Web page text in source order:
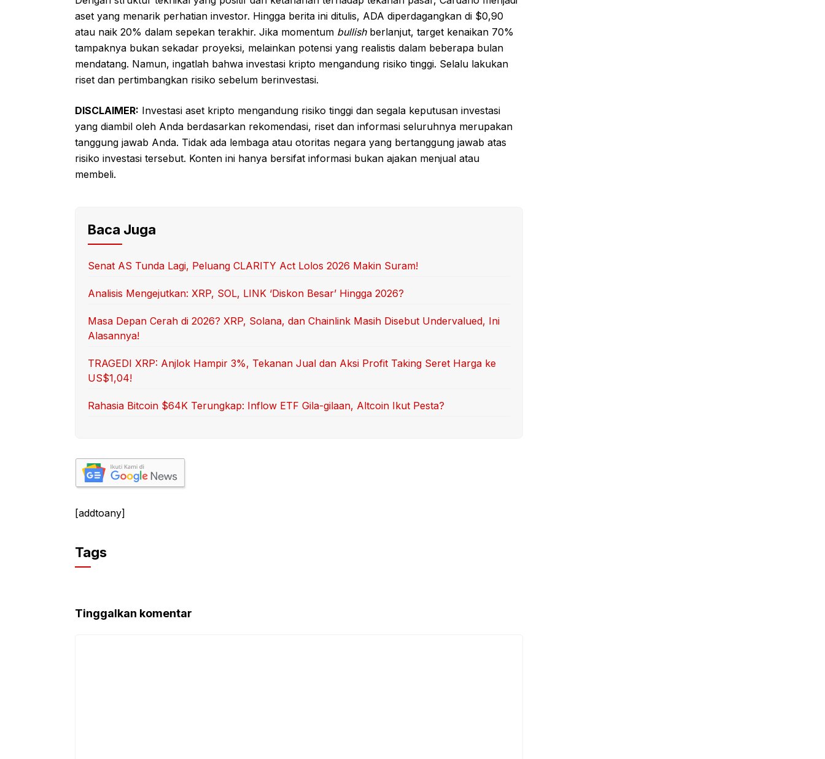
aset yang menarik perhatian investor. Hingga berita ini ditulis, ADA diperdagangkan di $0,90
atau naik 20% dalam sepekan terakhir. Jika momentum bullishberlanjut, target kenaikan 70%
tampaknya bukan sekadar proyeksi, melainkan potensi yang realistis dalam beberapa bulan
mendatang. Namun, ingatlah bahwa investasi kripto mengandung risiko tinggi. Selalu lakukan
riset dan pertimbangkan risiko sebelum berinvestasi.
DISCLAIMER: Investasi aset kripto mengandung risiko tinggi dan segala keputusan investasi
yang diambil oleh Anda berdasarkan rekomendasi, riset dan informasi seluruhnya merupakan
tanggung jawab Anda. Tidak ada lembaga atau otoritas negara yang bertanggung jawab atas
risiko investasi tersebut. Konten ini hanya bersifat informasi bukan ajakan menjual atau
membeli.
Baca Juga
Senat AS Tunda Lagi, Peluang CLARITY Act Lolos 2026 Makin Suram!
Analisis Mengejutkan: XRP, SOL, LINK ‘Diskon Besar’ Hingga 2026?
Masa Depan Cerah di 2026? XRP, Solana, dan Chainlink Masih Disebut Undervalued, Ini
Alasannya!
TRAGEDI XRP: Anjlok Hampir 3%, Tekanan Jual dan Aksi Profit Taking Seret Harga ke
US$1,04!
Rahasia Bitcoin $64K Terungkap: Inflow ETF Gila-gilaan, Altcoin Ikut Pesta?
[addtoany]
Tags
Tinggalkan komentar